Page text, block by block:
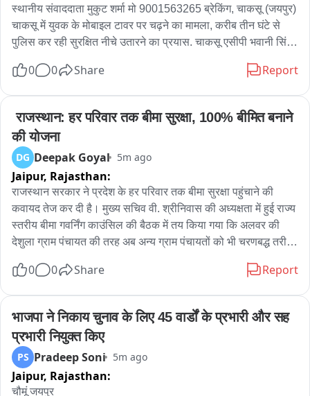
स्थानीय संवाददाता मुकुट शर्मा मो 9001563265 ब्रेकिंग, चाकसू (जयपुर)
चाकसू में युवक के मोबाइल टावर पर चढ़ने का मामला, करीब तीन घंटे से
पुलिस कर रही सुरक्षित नीचे उतारने का प्रयास. चाकसू एसीपी भवानी सिंह,
मौके पर तैनात, टावर के नीचे लगाया जाल. पुलिस ने युवक से मोबाइल पर
राहौली गांव निवासी बताया जा रहा युवक
0 0 Share Report
राजस्थान: हर परिवार तक बीमा सुरक्षा, 100% बीमित बनाने
की योजना
DG Deepak Goyal 5m ago
Jaipur, Rajasthan:
राजस्थान सरकार ने प्रदेश के हर परिवार तक बीमा सुरक्षा पहुंचाने की
कवायद तेज कर दी है। मुख्य सचिव वी. श्रीनिवास की अध्यक्षता में हुई राज्य
स्तरीय बीमा गवर्निंग काउंसिल की बैठक में तय किया गया कि अलवर की
देशुला ग्राम पंचायत की तरह अब अन्य ग्राम पंचायतों को भी चरणबद्ध तरीके
2047" विजन को लेकर समीक्षा की गई। मुख्य सचिव ने बीमा कंपनियों और
बल्कि ज्यादा से ज्यादा परिवारों को सामाजिक सुरक्षा योजनाओं से जोड़ें।
इसके लिए पंचायत स्तर तक विशेष अभियान चलाने और पंचायती राज विभाग
के साथ नियमित समन्वय करने के निर्देश दिए गए। बैठक में यह भी माना गया
कि बीमा के प्रति लोगों का भरोसा बढ़ाने के लिए सफल क्लेम सेटलमेंट की
वास्तविक कहानियों का प्रचार जरूरी है। ऐसे उदाहरण सामने आने से
ग्रामीण और जरूरतमंद परिवार योजनाओं से जुड़ने के लिए अधिक प्रेरित
0 0 Share Report
भाजपा ने निकाय चुनाव के लिए 45 वार्डों के प्रभारी और सह
प्रभारी नियुक्त किए
PS Pradeep Soni 5m ago
Jaipur, Rajasthan:
चौमूं जयपुर